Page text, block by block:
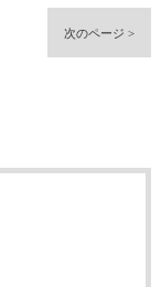
次のページ >